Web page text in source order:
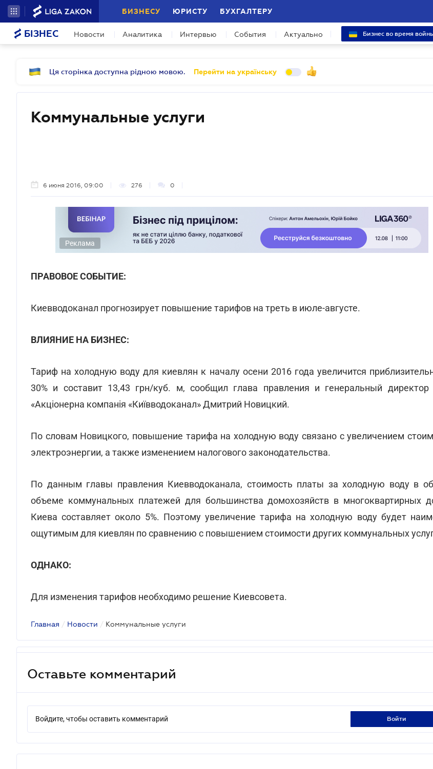
БИЗНЕСУ ЮРИСТУ БУХГАЛТЕРУ
БІЗНЕС Новости Аналитика Интервью События Актуально Бизнес во время
Ця сторінка доступна рідною мовою. Перейти на українську
Коммунальные услуги
6 июня 2016, 09:00 276 0
Реклама
ПРАВОВОЕ СОБЫТИЕ:
Киевводоканал прогнозирует повышение тарифов на треть в июле-августе.
ВЛИЯНИЕ НА БИЗНЕС:
Тариф на холодную воду для киевлян к началу осени 2016 года увеличится
30% и составит 13,43 грн/куб. м, сообщил глава правления и генеральный
«Акціонерна компанія «Київводоканал» Дмитрий Новицкий.
По словам Новицкого, повышение тарифа на холодную воду связано с увеличением
электроэнергии, а также изменением налогового законодательства.
По данным главы правления Киевводоканала, стоимость платы за холодную воду в
объеме коммунальных платежей для большинства домохозяйств в многоквартирных
Киева составляет около 5%. Поэтому увеличение тарифа на холодную воду будет
ощутимым для киевлян по сравнению с повышением стоимости других коммунальных
ОДНАКО:
Для изменения тарифов необходимо решение Киевсовета.
Главная / Новости / Коммунальные услуги
Оставьте комментарий
Войдите, чтобы оставить комментарий войти